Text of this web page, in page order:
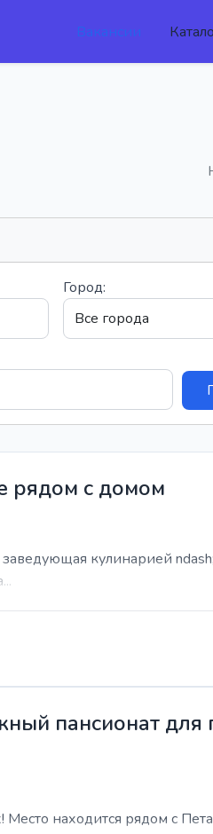
Вакансии
Город:
рядом с домом
кулинарией
пансионат
находится рядом с